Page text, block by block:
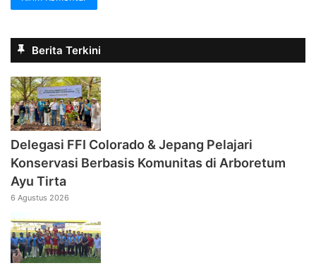
Berita Terkini
Delegasi FFI Colorado & Jepang Pelajari
Konservasi Berbasis Komunitas di Arboretum
Ayu Tirta
6 Agustus 2026